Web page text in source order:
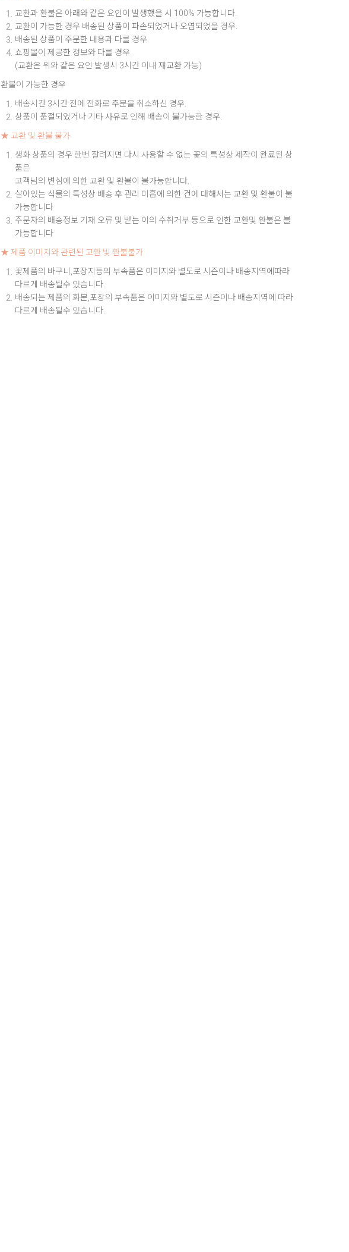
교환과 환불은 아래와 같은 요인이 발생했을 시 100% 가능합니다.
교환이 가능한 경우 배송된 상품이 파손되었거나 오염되었을 경우.
배송된 상품이 주문한 내용과 다를 경우.
쇼핑몰이 제공한 정보와 다를 경우.
(교환은 위와 같은 요인 발생시 3시간 이내 재교환 가능)
환불이 가능한 경우
배송시간 3시간 전에 전화로 주문을 취소하신 경우.
상품이 품절되었거나 기타 사유로 인해 배송이 불가능한 경우.
★ 교환 및 환불 불가
생화 상품의 경우 한번 잘려지면 다시 사용할 수 없는 꽃의 특성상 제작이 완료된 상
품은
고객님의 변심에 의한 교환 및 환불이 불가능합니다.
살아있는 식물의 특성상 배송 후 관리 미흡에 의한 건에 대해서는 교환 및 환불이 불
가능합니다
주문자의 배송정보 기재 오류 및 받는 이의 수취거부 등으로 인한 교환및 환불은 불
가능합니다
★ 제품 이미지와 관련된 교환 빛 환불불가
꽃제품의 바구니,포장지등의 부속품은 이미지와 별도로 시즌이나 배송지역에따라
다르게 배송될수 있습니다.
배송되는 제품의 화분,포장의 부속품은 이미지와 별도로 시즌이나 배송지역에 따라
다르게 배송될수 있습니다.